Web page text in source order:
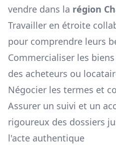
vendre dans la région
Travailler en étroite
pour comprendre leurs
Commercialiser les
des acheteurs ou
Négocier les termes et
Assurer un suivi et un
rigoureux des dossiers
l'acte authentique